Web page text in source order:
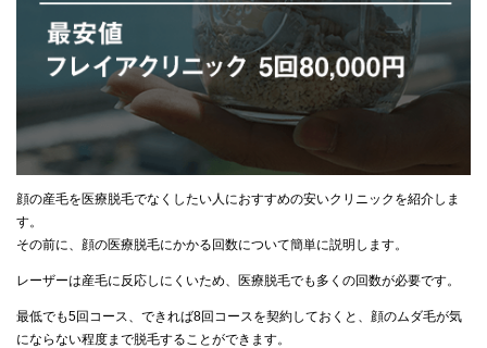
顔の産毛を医療脱毛でなくしたい人におすすめの安いクリニックを紹介しま
す。
その前に、顔の医療脱毛にかかる回数について簡単に説明します。
レーザーは産毛に反応しにくいため、医療脱毛でも多くの回数が必要です。
最低でも5回コース、できれば8回コースを契約しておくと、顔のムダ毛が気
にならない程度まで脱毛することができます。